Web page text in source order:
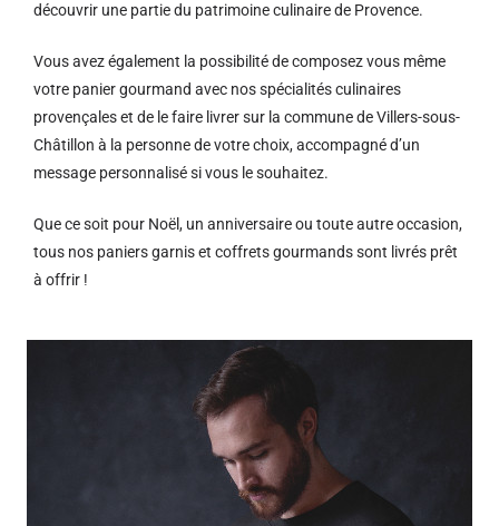
découvrir une partie du patrimoine culinaire de Provence.
Vous avez également la possibilité de composez vous même
votre panier gourmand avec nos spécialités culinaires
provençales et de le faire livrer sur la commune de Villers-sous-
Châtillon à la personne de votre choix, accompagné d’un
message personnalisé si vous le souhaitez.
Que ce soit pour Noël, un anniversaire ou toute autre occasion,
tous nos paniers garnis et coffrets gourmands sont livrés prêt
à offrir !